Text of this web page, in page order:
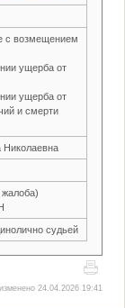
с возмещением
ущерба от
ущерба от
и смерти
Николаевна
жалоба)
судьей
24.04.2026 19:41